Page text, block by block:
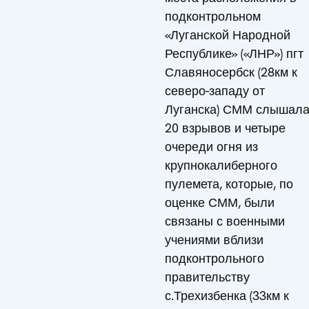
подконтрольном
«Луганской Народной
Республике» («ЛНР») пгт
Славяносербск (28км к
северо-западу от
Луганска) СММ слышала
20 взрывов и четыре
очереди огня из
крупнокалиберного
пулемета, которые, по
оценке СММ, были
связаны с военными
учениями вблизи
подконтрольного
правительству
с.Трехизбенка (33км к